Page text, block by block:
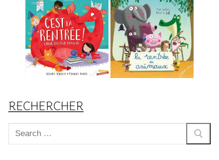
RECHERCHER
Rechercher
: